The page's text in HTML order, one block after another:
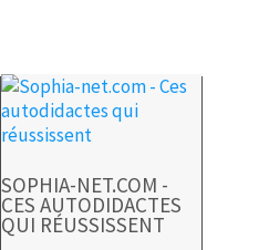
SOPHIA-NET.COM -
CES AUTODIDACTES
QUI RÉUSSISSENT